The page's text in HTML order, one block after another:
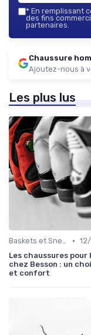
* En remplissant
des fins
partenaires.
Chaussure
Ajoutez-nous à
Les plus lus
Baskets et Sneakers •
Les chaussures pour
chez Besson : un
et confort